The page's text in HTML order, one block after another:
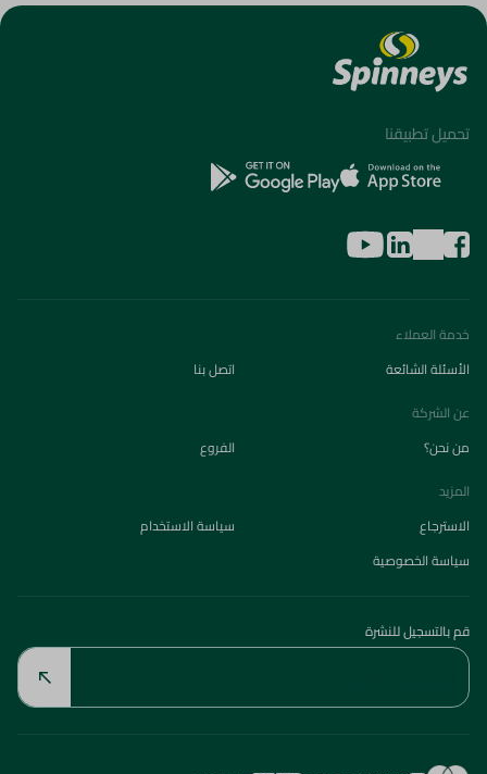
تحميل تطبيقنا
خدمة العملاء
الأسئلة الشائعة
اتصل بنا
عن الشركة
من نحن؟
الفروع
المزيد
الاسترجاع
سياسة الاستخدام
سياسة الخصوصية
قم بالتسجيل للنشرة